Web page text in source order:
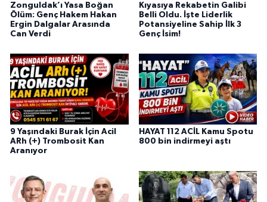
Zonguldak’ı Yasa Boğan
Ölüm: Genç Hakem Hakan
Ergin Dalgalar Arasında
Can Verdi
Kıyasıya Rekabetin Galibi
Belli Oldu. İşte Liderlik
Potansiyeline Sahip İlk 3
Genç İsim!
9 Yaşındaki Burak İçin Acil
ARh (+) Trombosit Kan
Aranıyor
HAYAT 112 ACİL Kamu Spotu
800 bin indirmeyi aştı